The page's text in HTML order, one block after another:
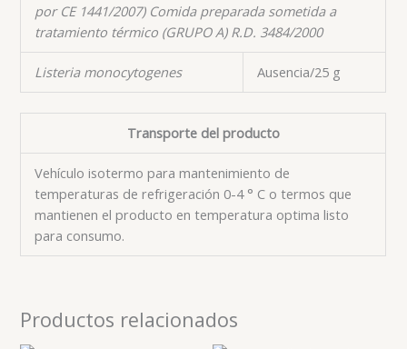
por CE 1441/2007) Comida preparada sometida a
tratamiento térmico (GRUPO A) R.D. 3484/2000
Listeria monocytogenes Ausencia/25 g
Transporte del producto
Vehículo isotermo para mantenimiento de
temperaturas de refrigeración 0-4 ° C o termos que
mantienen el producto en temperatura optima listo
para consumo.
Productos relacionados